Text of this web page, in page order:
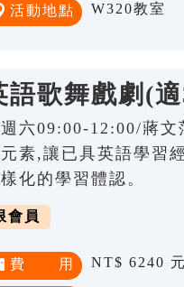
活動地點 W320教室
語歌舞戲劇(
六09:00-12:00/蔣
素,讓已具英語學習
化的學習體認。
會員
費 用
NT$ 6240 元